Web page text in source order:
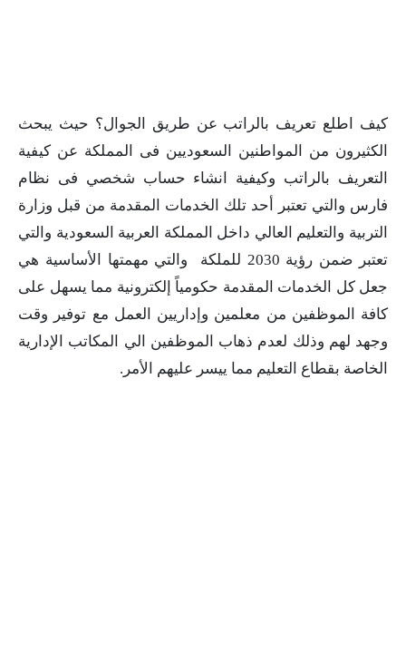
كيف اطلع تعريف بالراتب عن طريق الجوال؟ حيث يبحث
الكثيرون من المواطنين السعوديين فى المملكة عن كيفية
التعريف بالراتب وكيفية انشاء حساب شخصي فى نظام
فارس والتي تعتبر أحد تلك الخدمات المقدمة من قبل وزارة
التربية والتعليم العالي داخل المملكة العربية السعودية والتي
تعتبر ضمن رؤية 2030 للملكة والتي مهمتها الأساسية هي
جعل كل الخدمات المقدمة حكومياً إلكترونية مما يسهل على
كافة الموظفين من معلمين وإداريين العمل مع توفير وقت
وجهد لهم وذلك لعدم ذهاب الموظفين الي المكاتب الإدارية
الخاصة بقطاع التعليم مما ييسر عليهم الأمر.